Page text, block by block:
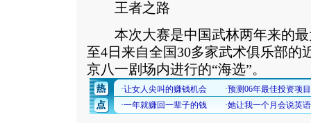
王者之路
本次大赛是中国武林两年来的最
至4日来自全国30多家武术俱乐部的
京八一剧场内进行的“海选”。